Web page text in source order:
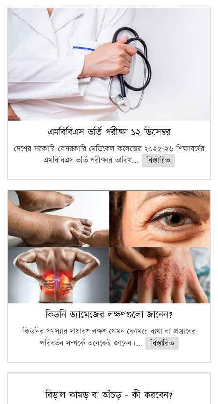
এমবিবিএস ভর্তি পরীক্ষা ১২ ডিসেম্বর
দেশের সরকারি-বেসরকারি মেডিকেল কলেজের ২০২৫-২৬ শিক্ষাবর্ষের
এমবিবিএস ভর্তি পরীক্ষার তারিখ...
বিস্তারিত
কিডনি ড্যামেজের লক্ষণগুলো জানেন?
কিডনির সমস্যার সাধারণ লক্ষণ যেমন কোমরে ব্যথা বা প্রস্রাবের
পরিবর্তন সম্পর্কে অনেকেই জানেন।...
বিস্তারিত
বিড়াল কামড় বা আঁচড় – কী করবেন?